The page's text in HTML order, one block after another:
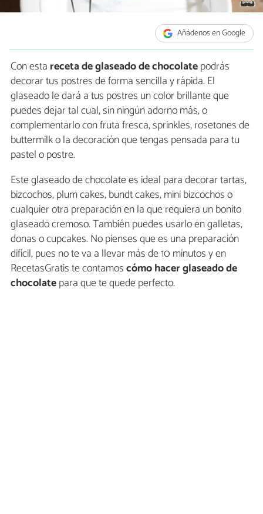
Añádenos en Google
Con esta receta de glaseado de chocolatepodrás
decorar tus postres de forma sencilla y rápida. El
glaseado le dará a tus postres un color brillante que
puedes dejar tal cual, sin ningún adorno más, o
complementarlo con fruta fresca, sprinkles, rosetones de
buttermilk o la decoración que tengas pensada para tu
pastel o postre.
Este glaseado de chocolate es ideal para decorar tartas,
bizcochos, plum cakes, bundt cakes, mini bizcochos o
cualquier otra preparación en la que requiera un bonito
glaseado cremoso. También puedes usarlo en galletas,
donas o cupcakes. No pienses que es una preparación
difícil, pues no te va a llevar más de 10 minutos y en
RecetasGratis te contamoscómo hacer glaseado de
chocolatepara que te quede perfecto.